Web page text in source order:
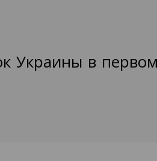
Украины в